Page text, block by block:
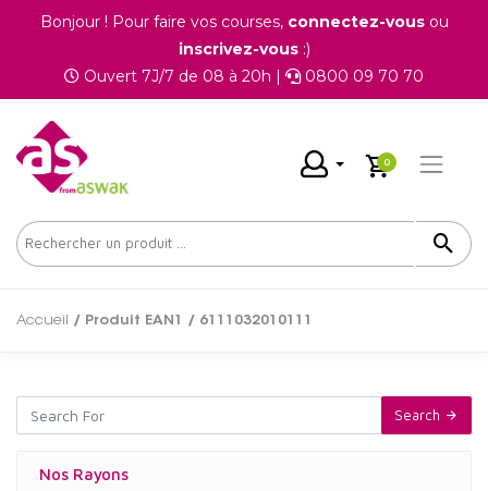
Bonjour ! Pour faire vos courses, connectez-vousou
inscrivez-vous:)
Ouvert 7J/7 de 08 à 20h |
0800 09 70 70
0
Accueil / Produit EAN1 / 6111032010111
Search
Nos Rayons